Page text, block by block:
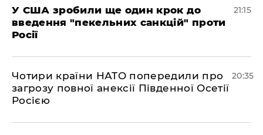
​У США зробили ще один крок до
введення "пекельних санкцій" проти
Росії
21:15
​Чотири країни НАТО попередили про
загрозу повної анексії Південної Осетії
Росією
20:35